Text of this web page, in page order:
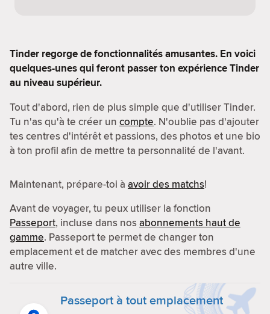
Tinder regorge de fonctionnalités amusantes. En voici
quelques-unes qui feront passer ton expérience Tinder
au niveau supérieur.
Tout d'abord, rien de plus simple que d'utiliser Tinder.
Tu n'as qu'à te créer un compte. N'oublie pas d'ajouter
tes centres d'intérêt et passions, des photos et une bio
à ton profil afin de mettre ta personnalité de l'avant.
Maintenant, prépare-toi à avoir des matchs!
Avant de voyager, tu peux utiliser la fonction
Passeport, incluse dans nosabonnements haut de
gamme. Passeport te permet de changer ton
emplacement et de matcher avec des membres d'une
autre ville.
Passeport à tout emplacement